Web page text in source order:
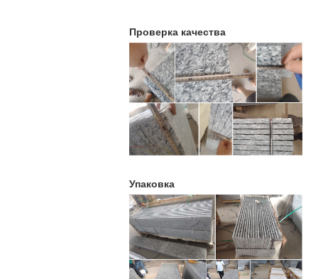
Проверка качества
Упаковка